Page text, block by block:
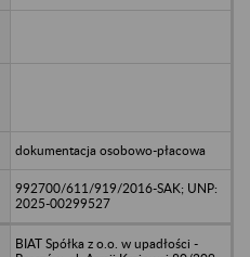
dokumentacja osobowo-płacowa
992700/611/919/2016-SAK; UNP:
2025-00299527
BIAT Spółka z o.o. w upadłości -